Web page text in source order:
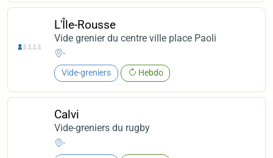
L'Île-Rousse
Vide grenier du centre ville place Paoli
-
Vide-greniers Hebdo
Calvi
Vide-greniers du rugby
-